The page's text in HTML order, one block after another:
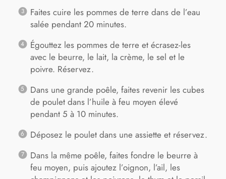
Faites cuire les pommes de terre dans de l’eau
salée pendant 20 minutes.
Égouttez les pommes de terre et écrasez-les
avec le beurre, le lait, la crème, le sel et le
poivre. Réservez.
Dans une grande poêle, faites revenir les cubes
de poulet dans l’huile à feu moyen élevé
pendant 5 à 10 minutes.
Déposez le poulet dans une assiette et réservez.
Dans la même poêle, faites fondre le beurre à
feu moyen, puis ajoutez l’oignon, l’ail, les